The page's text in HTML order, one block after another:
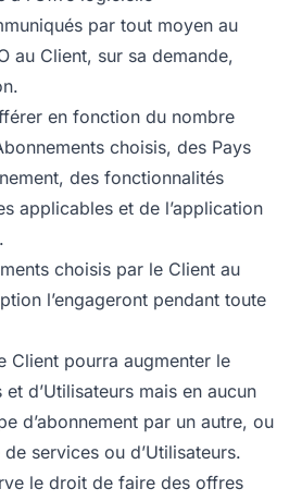
par tout moyen au
au Client, sur sa demande,
en fonction du nombre
choisis, des Pays
des fonctionnalités
applicables et de l’application
choisis par le Client au
l’engageront pendant toute
Client pourra augmenter le
d’Utilisateurs mais en aucun
d’abonnement par un autre, ou
services ou d’Utilisateurs.
le droit de faire des offres